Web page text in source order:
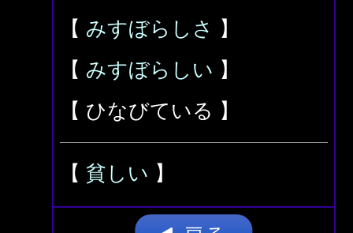
【 みすぼらしさ
】
【 みすぼらしい 】
【 ひなびている 】
【 貧しい 】